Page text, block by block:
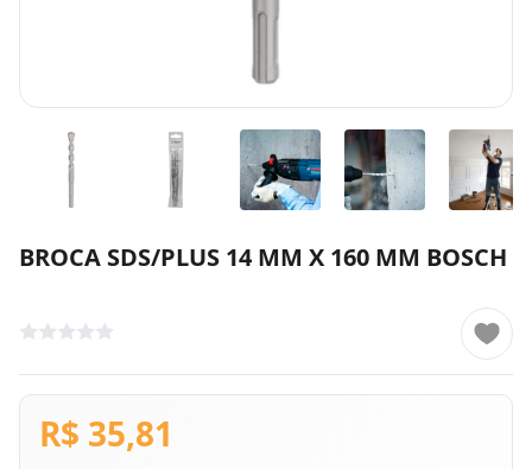
BROCA SDS/PLUS 14 MM X 160 MM BOSCH
R$ 35,81